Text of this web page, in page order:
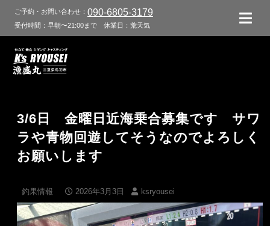
ご予約・お問い合わせ： 090-6805-3179
受付時間：早朝〜21:00まで 休業日：荒天気
3/6日 金曜日近海乗合募集です サワ
ラや青物回遊してそうなのでよろしく
お願いします
釣果情報 2026年3月3日 ksryousei